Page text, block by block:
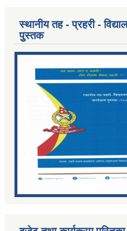
स्थानीय तह - प्रहरी -
पुुस्तक